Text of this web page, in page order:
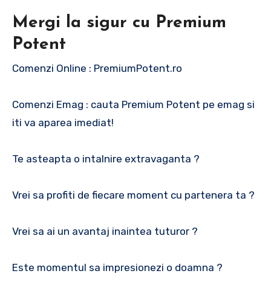
Mergi la sigur cu Premium
Potent
Comenzi Online : PremiumPotent.ro
Comenzi Emag : cauta Premium Potent pe emag si
iti va aparea imediat!
Te asteapta o intalnire extravaganta ?
Vrei sa profiti de fiecare moment cu partenera ta ?
Vrei sa ai un avantaj inaintea tuturor ?
Este momentul sa impresionezi o doamna ?